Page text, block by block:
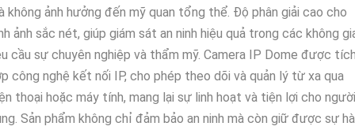
không ảnh hưởng đến mỹ quan tổng thể. Độ phân giải cao cho
ảnh sắc nét, giúp giám sát an ninh hiệu quả trong các không
cầu sự chuyên nghiệp và thẩm mỹ. Camera IP Dome được
công nghệ kết nối IP, cho phép theo dõi và quản lý từ xa qua
thoại hoặc máy tính, mang lại sự linh hoạt và tiện lợi cho người
Sản phẩm không chỉ đảm bảo an ninh mà còn giữ được sự